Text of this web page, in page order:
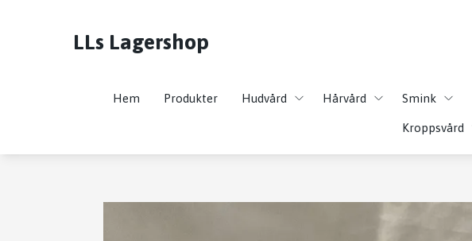
LLs Lagershop
Hem Produkter Hudvård Hårvård Smink
Kroppsvård